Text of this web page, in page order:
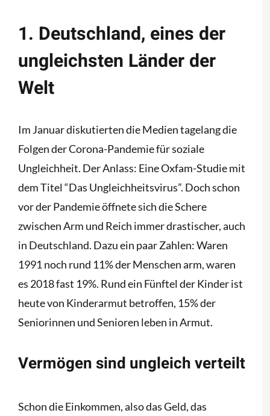
1. Deutschland, eines der
ungleichsten Länder der
Welt
Im Januar diskutierten die Medien tagelang die
Folgen der Corona-Pandemie für soziale
Ungleichheit. Der Anlass: Eine Oxfam-Studie mit
dem Titel “Das Ungleichheitsvirus”. Doch schon
vor der Pandemie öffnete sich die Schere
zwischen Arm und Reich immer drastischer, auch
in Deutschland. Dazu ein paar Zahlen: Waren
1991 noch rund 11% der Menschen arm, waren
es 2018 fast 19%. Rund ein Fünftel der Kinder ist
heute von Kinderarmut betroffen, 15% der
Seniorinnen und Senioren leben in Armut.
Vermögen sind ungleich verteilt
Schon die Einkommen, also das Geld, das